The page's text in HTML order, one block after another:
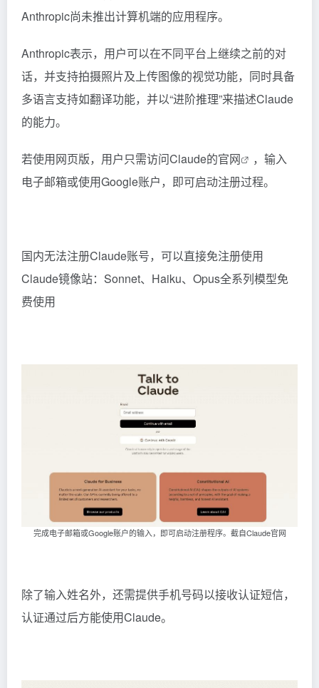
Anthropic尚未推出计算机端的应用程序。
Anthropic表示，用户可以在不同平台上继续之前的对
话，并支持拍摄照片及上传图像的视觉功能，同时具备
多语言支持如翻译功能，并以“进阶推理”来描述Claude
的能力。
若使用网页版，用户只需访问Claude的官网
，输入
电子邮箱或使用Google账户，即可启动注册过程。
国内无法注册Claude账号，可以直接免注册使用
Claude镜像站：Sonnet、Haiku、Opus全系列模型免
费使用
完成电子邮箱或Google账户的输入，即可启动注册程序。截自Claude官网
除了输入姓名外，还需提供手机号码以接收认证短信，
认证通过后方能使用Claude。